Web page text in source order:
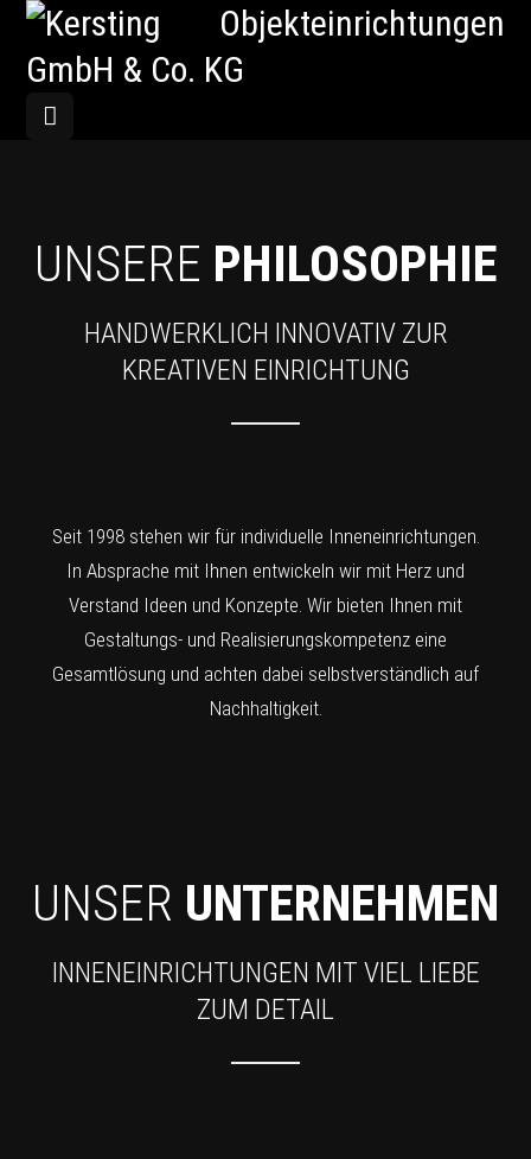
UNSERE PHILOSOPHIE
HANDWERKLICH INNOVATIV ZUR
KREATIVEN EINRICHTUNG
Seit 1998 stehen wir für individuelle Inneneinrichtungen.
In Absprache mit Ihnen entwickeln wir mit Herz und
Verstand Ideen und Konzepte. Wir bieten Ihnen mit
Gestaltungs- und Realisierungskompetenz eine
Gesamtlösung und achten dabei selbstverständlich auf
Nachhaltigkeit.
UNSER UNTERNEHMEN
INNENEINRICHTUNGEN MIT VIEL LIEBE
ZUM DETAIL